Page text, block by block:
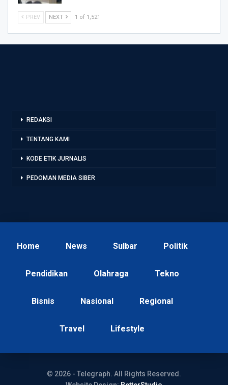
PREV NEXT 1 of 1,521
REDAKSI
TENTANG KAMI
KODE ETIK JURNALIS
PEDOMAN MEDIA SIBER
Home News Sulbar Politik
Pendidikan Olahraga Tekno
Bisnis Nasional Regional
Travel Lifestyle
© 2026 - Telegraph. All Rights Reserved.